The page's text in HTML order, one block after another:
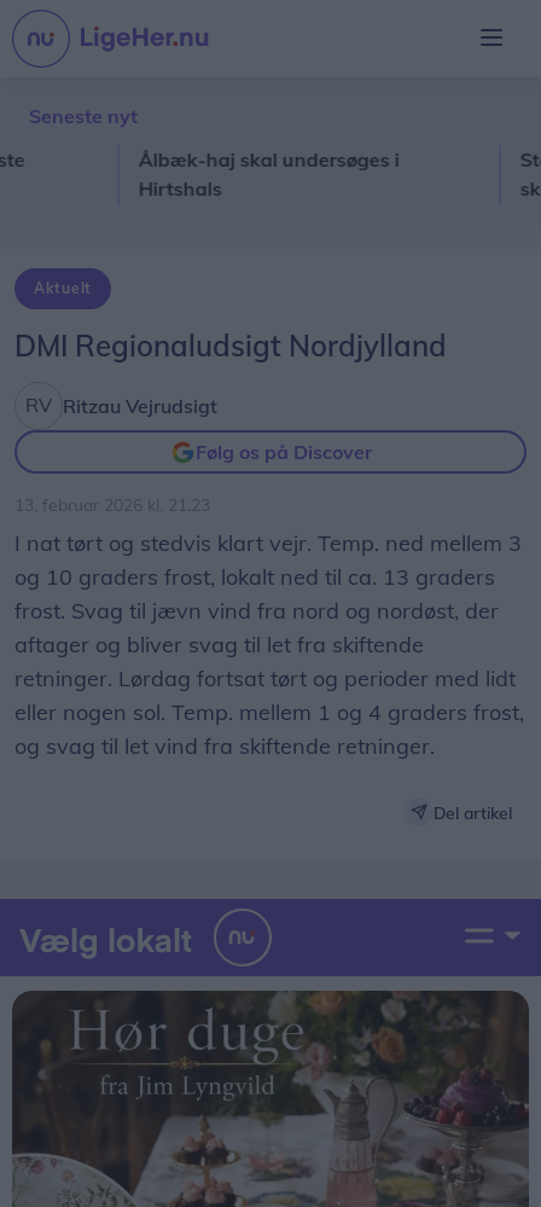
Seneste nyt
Ålbæk-haj skal undersøges i
Hirtshals
Stor
Aktuelt
DMI Regionaludsigt Nordjylland
Ritzau Vejrudsigt
Følg os på Discover
13. februar 2026 kl. 21.23
I nat tørt og stedvis klart vejr. Temp. ned mellem 3
og 10 graders frost, lokalt ned til ca. 13 graders
frost. Svag til jævn vind fra nord og nordøst, der
aftager og bliver svag til let fra skiftende
retninger. Lørdag fortsat tørt og perioder med lidt
eller nogen sol. Temp. mellem 1 og 4 graders frost,
og svag til let vind fra skiftende retninger.
Del artikel